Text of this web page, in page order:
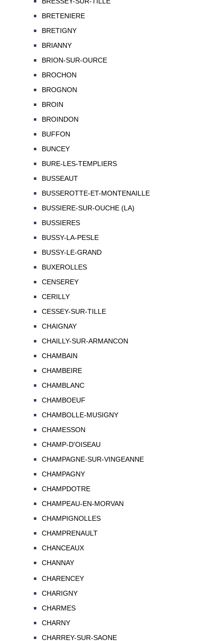
BRETENIERE
BRETIGNY
BRIANNY
BRION-SUR-OURCE
BROCHON
BROGNON
BROIN
BROINDON
BUFFON
BUNCEY
BURE-LES-TEMPLIERS
BUSSEAUT
BUSSEROTTE-ET-MONTENAILLE
BUSSIERE-SUR-OUCHE (LA)
BUSSIERES
BUSSY-LA-PESLE
BUSSY-LE-GRAND
BUXEROLLES
CENSEREY
CERILLY
CESSEY-SUR-TILLE
CHAIGNAY
CHAILLY-SUR-ARMANCON
CHAMBAIN
CHAMBEIRE
CHAMBLANC
CHAMBOEUF
CHAMBOLLE-MUSIGNY
CHAMESSON
CHAMP-D'OISEAU
CHAMPAGNE-SUR-VINGEANNE
CHAMPAGNY
CHAMPDOTRE
CHAMPEAU-EN-MORVAN
CHAMPIGNOLLES
CHAMPRENAULT
CHANCEAUX
CHANNAY
CHARENCEY
CHARIGNY
CHARMES
CHARNY
CHARREY-SUR-SAONE